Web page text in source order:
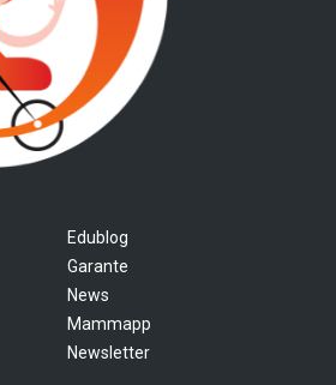
Edublog
Garante
News
Mammapp
Newsletter